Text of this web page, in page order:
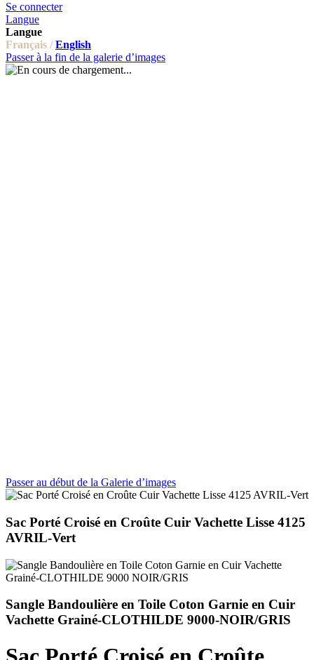
Se connecter
Langue
Langue
Français / English
Passer à la fin de la galerie d’images
Passer au début de la Galerie d’images
Sac Porté Croisé en Croûte Cuir Vachette Lisse 4125
AVRIL-Vert
Sangle Bandoulière en Toile Coton Garnie en Cuir
Vachette Grainé-CLOTHILDE 9000-NOIR/GRIS